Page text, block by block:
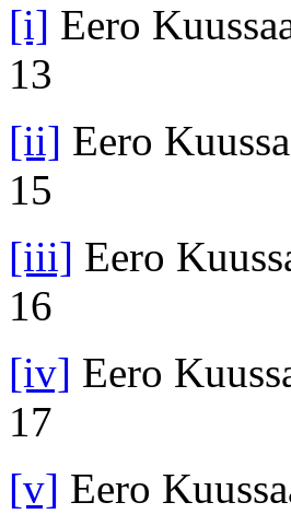
[i] Eero
13
[ii] Eero
15
[iii] Eero
16
[iv] Eero
17
[v] Eero